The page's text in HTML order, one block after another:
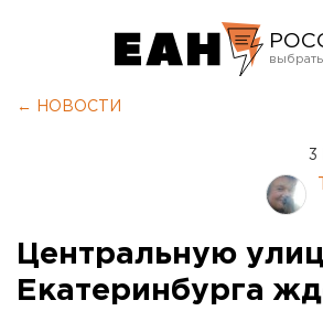
← НОВОСТИ
3
Центральную
Екатеринбурга